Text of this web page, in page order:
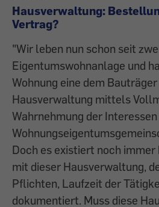
Hausverwaltung:
Vertrag?
"Wir leben nun schon seit
Eigentumswohnanlage und
Wohnung eine dem
Hausverwaltung mittels
Wahrnehmung der
Doch es existiert noch
mit dieser Hausverwaltung,
Pflichten, Laufzeit der
dokumentiert. Muss diese